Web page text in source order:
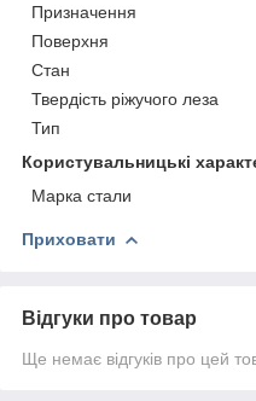
Призначення
Поверхня
Стан
Твердість ріжучого леза
Тип
Користувальницькі
Марка стали
Приховати
Відгуки про товар
Ще немає відгуків про цей